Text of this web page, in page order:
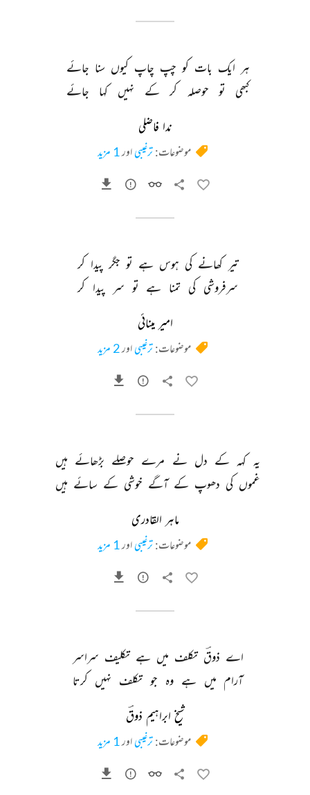
ہر ایک بات کو چپ چاپ کیوں سنا جائے
کبھی
تو حوصلہ کر کے نہیں کہا جائے
ندا فاضلی
موضوعات:ترغیبی اور1 مزید
تیر کھانے کی ہوس ہے تو جگر پیدا کر
سرفروشی کی تمنا ہے تو سر پیدا کر
امیر مینائی
موضوعات:ترغیبی اور2 مزید
یہ کہہ کے دل نے مرے حوصلے بڑھائے ہیں
غموں کی دھوپ کے آگے خوشی کے سائے ہیں
ماہر القادری
موضوعات:ترغیبی اور1 مزید
اے ذوقؔ تکلف میں ہے تکلیف سراسر
آرام میں ہے وہ جو تکلف نہیں کرتا
شیخ ابراہیم ذوقؔ
موضوعات:ترغیبی اور1 مزید